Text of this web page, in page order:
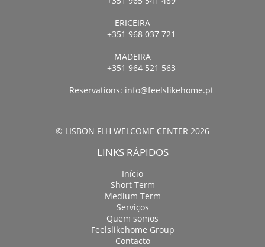
ERICEIRA
+351 968 037 721
MADEIRA
+351 964 521 563
Reservations: info@feelslikehome.pt
© LISBON FLH WELCOME CENTER 2026
LINKS RÁPIDOS
Início
Short Term
Medium Term
Serviços
Quem somos
Feelslikehome Group
Contacto